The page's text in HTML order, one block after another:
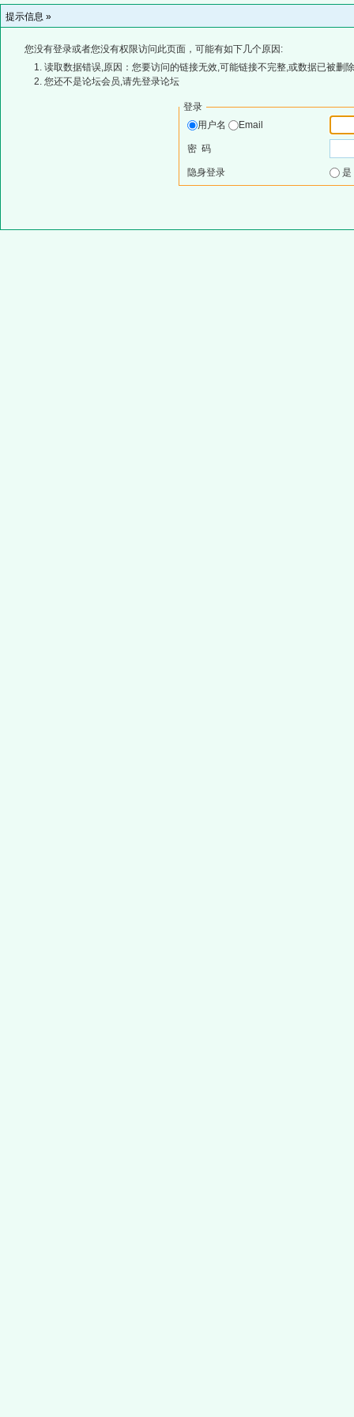
提示信息 »
您没有登录或者您没有权限访问此页面，可能有如下几个原因:
读取数据错误,原因：您要访问的链接无效,可能链接不完整,或数据已被删
您还不是论坛会员,请先登录论坛
登录
用户名
Email
密 码
隐身登录